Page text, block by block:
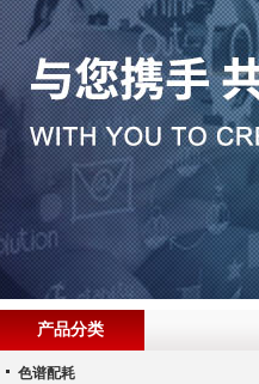
产品分类
色谱配耗